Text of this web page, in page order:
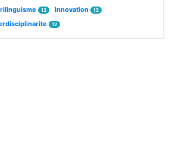
13 innovation 12
12